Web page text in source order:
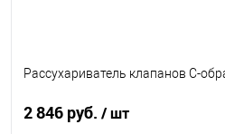
Рассухариватель клапанов С-
2 846 руб. / шт